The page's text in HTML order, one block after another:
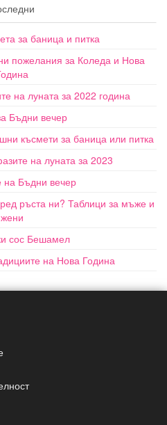
за баница и питка
пожелания за Коледа и Нова
на луната за 2022 година
Бъдни вечер
късмети за баница или питка
на луната за 2023
на Бъдни вечер
ръста ни? Таблици за мъже и
жени
сос Бешамел
на Нова Година